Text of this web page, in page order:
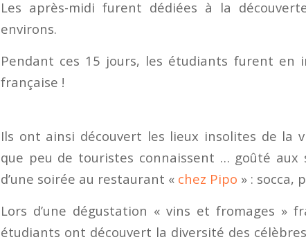
Les après-midi furent dédiées à la
environs.
Pendant ces 15 jours, les étudiants furent en
française !
Ils ont ainsi découvert les lieux insolites de la
que peu de touristes connaissent … goûté aux
d’une soirée au restaurant « chez Pipo » : socca,
Lors d’une dégustation « vins et fromages »
étudiants ont découvert la diversité des